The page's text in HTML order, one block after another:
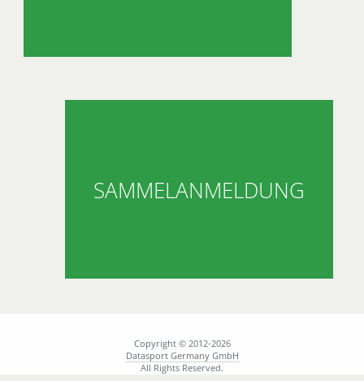
SAMMELANMELDUNG
Copyright © 2012-2026
Datasport Germany GmbH
All Rights Reserved.